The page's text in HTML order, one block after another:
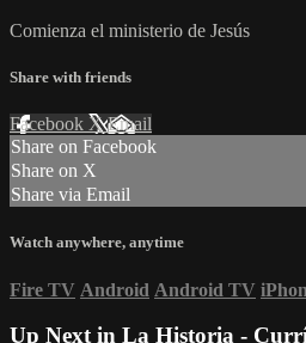
Comienza el ministerio de Jesús
Share with friends
Facebook XEmail
Share on Facebook
Share on X
Share via Email
Watch anywhere, anytime
Fire TV Android Android TV
Up Next in La Historia -